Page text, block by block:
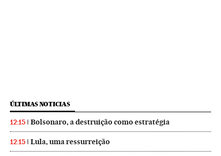
ÚLTIMAS NOTICIAS
12:15 Bolsonaro, a destruição como estratégia
12:15 Lula, uma ressurreição